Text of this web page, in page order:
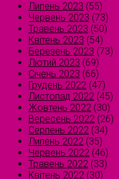
Липень 2023 (55)
Червень 2023 (73)
Травень 2023 (50)
Квітень 2023 (54)
Березень 2023 (73)
Лютий 2023 (69)
Січень 2023 (66)
Грудень 2022 (47)
Листопад 2022 (45)
Жовтень 2022 (30)
Вересень 2022 (26)
Серпень 2022 (34)
Липень 2022 (35)
Червень 2022 (46)
Травень 2022 (33)
Квітень 2022 (30)